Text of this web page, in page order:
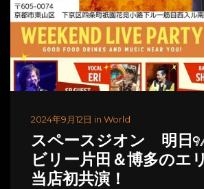
2024年9月12日 in World
スペースジオン 明日9/
ビリー片田＆博多のエ
当店初共演！